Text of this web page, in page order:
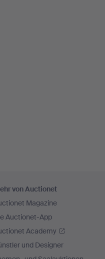
von Auctionet
Magazine
Auctionet-App
Academy
und Designer